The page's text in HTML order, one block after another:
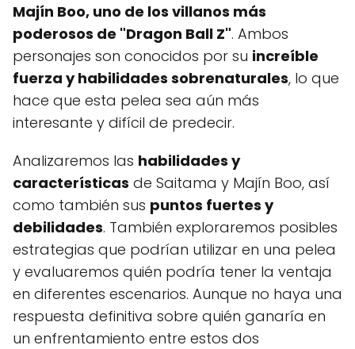
Majín Boo, uno de los villanos más
poderosos de "Dragon Ball Z". Ambos
personajes son conocidos por su increíble
fuerza y habilidades sobrenaturales, lo que
hace que esta pelea sea aún más
interesante y difícil de predecir.
Analizaremos las habilidades y
características de Saitama y Majín Boo, así
como también sus puntos fuertes y
debilidades. También exploraremos posibles
estrategias que podrían utilizar en una pelea
y evaluaremos quién podría tener la ventaja
en diferentes escenarios. Aunque no haya una
respuesta definitiva sobre quién ganaría en
un enfrentamiento entre estos dos